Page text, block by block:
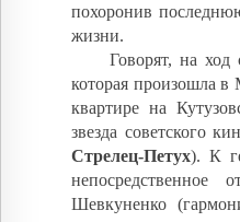
похоронив
жизни.
Говорят, на ход
которая произошла в
квартире на
звезда советского
Стрелец-Петух). К
Шевкуненко